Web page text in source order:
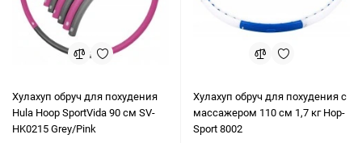
Хулахуп обруч для похудения
Hula Hoop SportVida 90 см SV-
HK0215 Grey/Pink
Хулахуп обруч для похудения с
массажером 110 см 1,7 кг Hop-
Sport 8002